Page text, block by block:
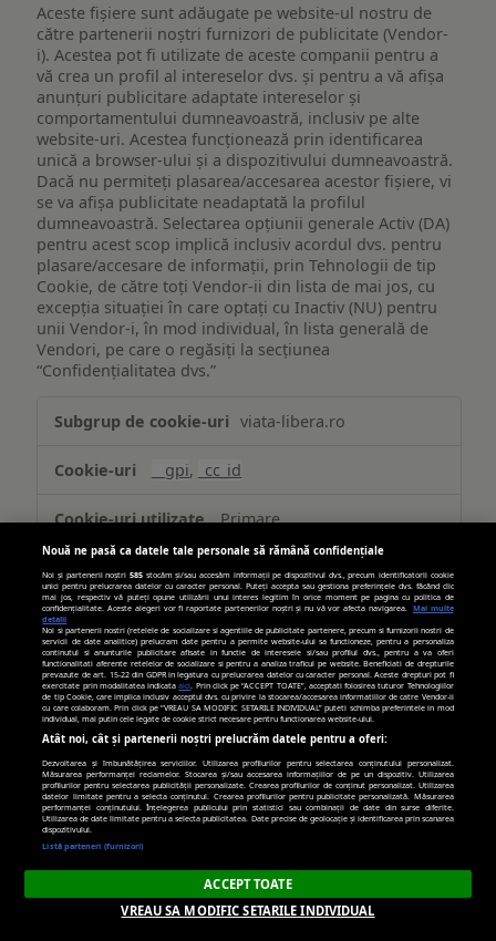
Aceste fișiere sunt adăugate pe website-ul nostru de
către partenerii noștri furnizori de publicitate (Vendor-
i). Acestea pot fi utilizate de aceste companii pentru a
vă crea un profil al intereselor dvs. și pentru a vă afișa
anunțuri publicitare adaptate intereselor și
comportamentului dumneavoastră, inclusiv pe alte
website-uri. Acestea funcționează prin identificarea
unică a browser-ului și a dispozitivului dumneavoastră.
Dacă nu permiteți plasarea/accesarea acestor fișiere, vi
se va afișa publicitate neadaptată la profilul
dumneavoastră. Selectarea opțiunii generale Activ (DA)
pentru acest scop implică inclusiv acordul dvs. pentru
plasare/accesare de informații, prin Tehnologii de tip
Cookie, de către toți Vendor-ii din lista de mai jos, cu
excepția situației în care optați cu Inactiv (NU) pentru
unii Vendor-i, în mod individual, în lista generală de
Vendori, pe care o regăsiți la secțiunea
“Confidențialitatea dvs.”
țintită
viata-libera.ro
__gpi, _cc_id
Primare
389 zile, 269 zile
turn.com
uid
Terț
179 zile
Gdynp, Gtest, Gdyn, Gtestem, receive-
cookie-deprecation
Nouă ne pasă ca datele tale personale să rămână confidențiale
Noi și partenerii noștri585 stocăm și/sau accesăm informații pe dispozitivul dvs., precum identificatorii cookie
unici pentru prelucrarea datelor cu caracter personal. Puteți accepta sau gestiona preferințele dvs. făcând clic
mai jos, respectiv vă puteți opune utilizării unui interes legitim în orice moment pe pagina cu politica de
confidențialitate. Aceste alegeri vor fi raportate partenerilor noștri și nu vă vor afecta navigarea.
Mai multe
detalii
Noi si partenerii nostri (retelele de socializare si agentiile de publicitate partenere, precum si furnizorii nostri de
servicii de date analitice) prelucram date pentru a permite website-ului sa functioneze, pentru a personaliza
continutul si anunturile publicitare afisate in functie de interesele si/sau profilul dvs., pentru a va oferi
functionalitati aferente retelelor de socializare si pentru a analiza traficul pe website. Beneficiati de drepturile
prevazute de art. 15-22 din GDPR in legatura cu prelucrarea datelor cu caracter personal. Aceste drepturi pot fi
exercitate prin modalitatea indicataaici . Prin click pe “ACCEPT TOATE”, acceptati folosirea tuturor Tehnologiilor
de tip Cookie, care implica inclusiv acceptul dvs. cu privire la stocarea/accesarea informatiilor de catre Vendor-ii
cu care colaboram. Prin click pe “VREAU SA MODIFIC SETARILE INDIVIDUAL” puteti schimba preferintele in mod
individual, mai putin cele legate de cookie strict necesare pentru functionarea website-ului.
Atât noi, cât și partenerii noștri prelucrăm datele pentru a oferi:
Dezvoltarea și îmbunătățirea serviciilor. Utilizarea profilurilor pentru selectarea conținutului personalizat.
Măsurarea performanței reclamelor. Stocarea și/sau accesarea informațiilor de pe un dispozitiv. Utilizarea
profilurilor pentru selectarea publicității personalizate. Crearea profilurilor de conținut personalizat. Utilizarea
datelor limitate pentru a selecta conținutul. Crearea profilurilor pentru publicitate personalizată. Măsurarea
performanței conținutului. Înțelegerea publicului prin statistici sau combinații de date din surse diferite.
Utilizarea de date limitate pentru a selecta publicitatea. Date precise de geolocație și identificarea prin scanarea
dispozitivului.
Listă parteneri (furnizori)
ACCEPT TOATE
VREAU SA MODIFIC SETARILE INDIVIDUAL